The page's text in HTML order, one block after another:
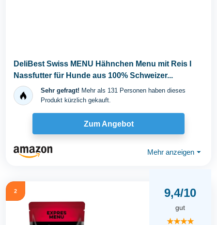
DeliBest Swiss MENU Hähnchen Menu mit Reis I
Nassfutter für Hunde aus 100% Schweizer...
Sehr gefragt! Mehr als 131 Personen haben dieses
Produkt kürzlich gekauft.
Zum Angebot
Mehr anzeigen ⏷
2 9,4/10
gut
★★★★